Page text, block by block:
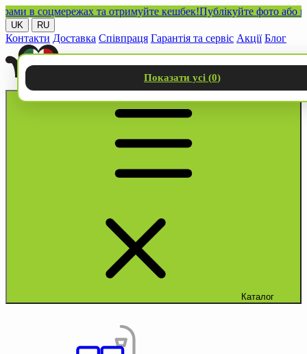
соцмережах та отримуйте кешбек!Публікуйте фото або відео
UK RU
Контакти Доставка Співпраця Гарантія та сервіс Акції Блог
Каталог
Показати усі (0)